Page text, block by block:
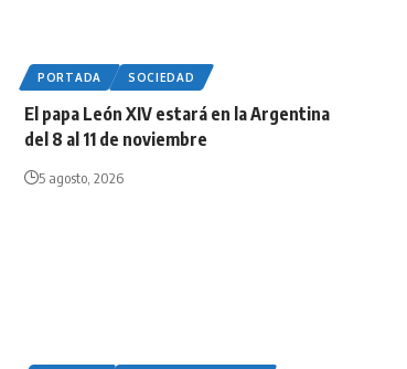
PORTADA SOCIEDAD
El papa León XIV estará en la Argentina
del 8 al 11 de noviembre
5 agosto, 2026